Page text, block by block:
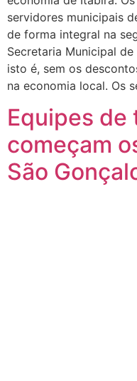
servidores municipais
de forma integral na
Secretaria Municipal
isto é, sem os
na economia local. Os
Equipes de
começam
São